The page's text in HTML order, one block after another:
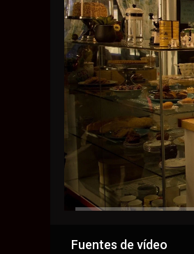
Fuentes de vídeo